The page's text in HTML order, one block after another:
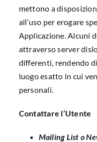
mettono a
all’uso per erogare
Applicazione. Alcuni
attraverso server
differenti, rendendo
luogo esatto in cui
personali.
Contattare l’Utente
Mailing List o